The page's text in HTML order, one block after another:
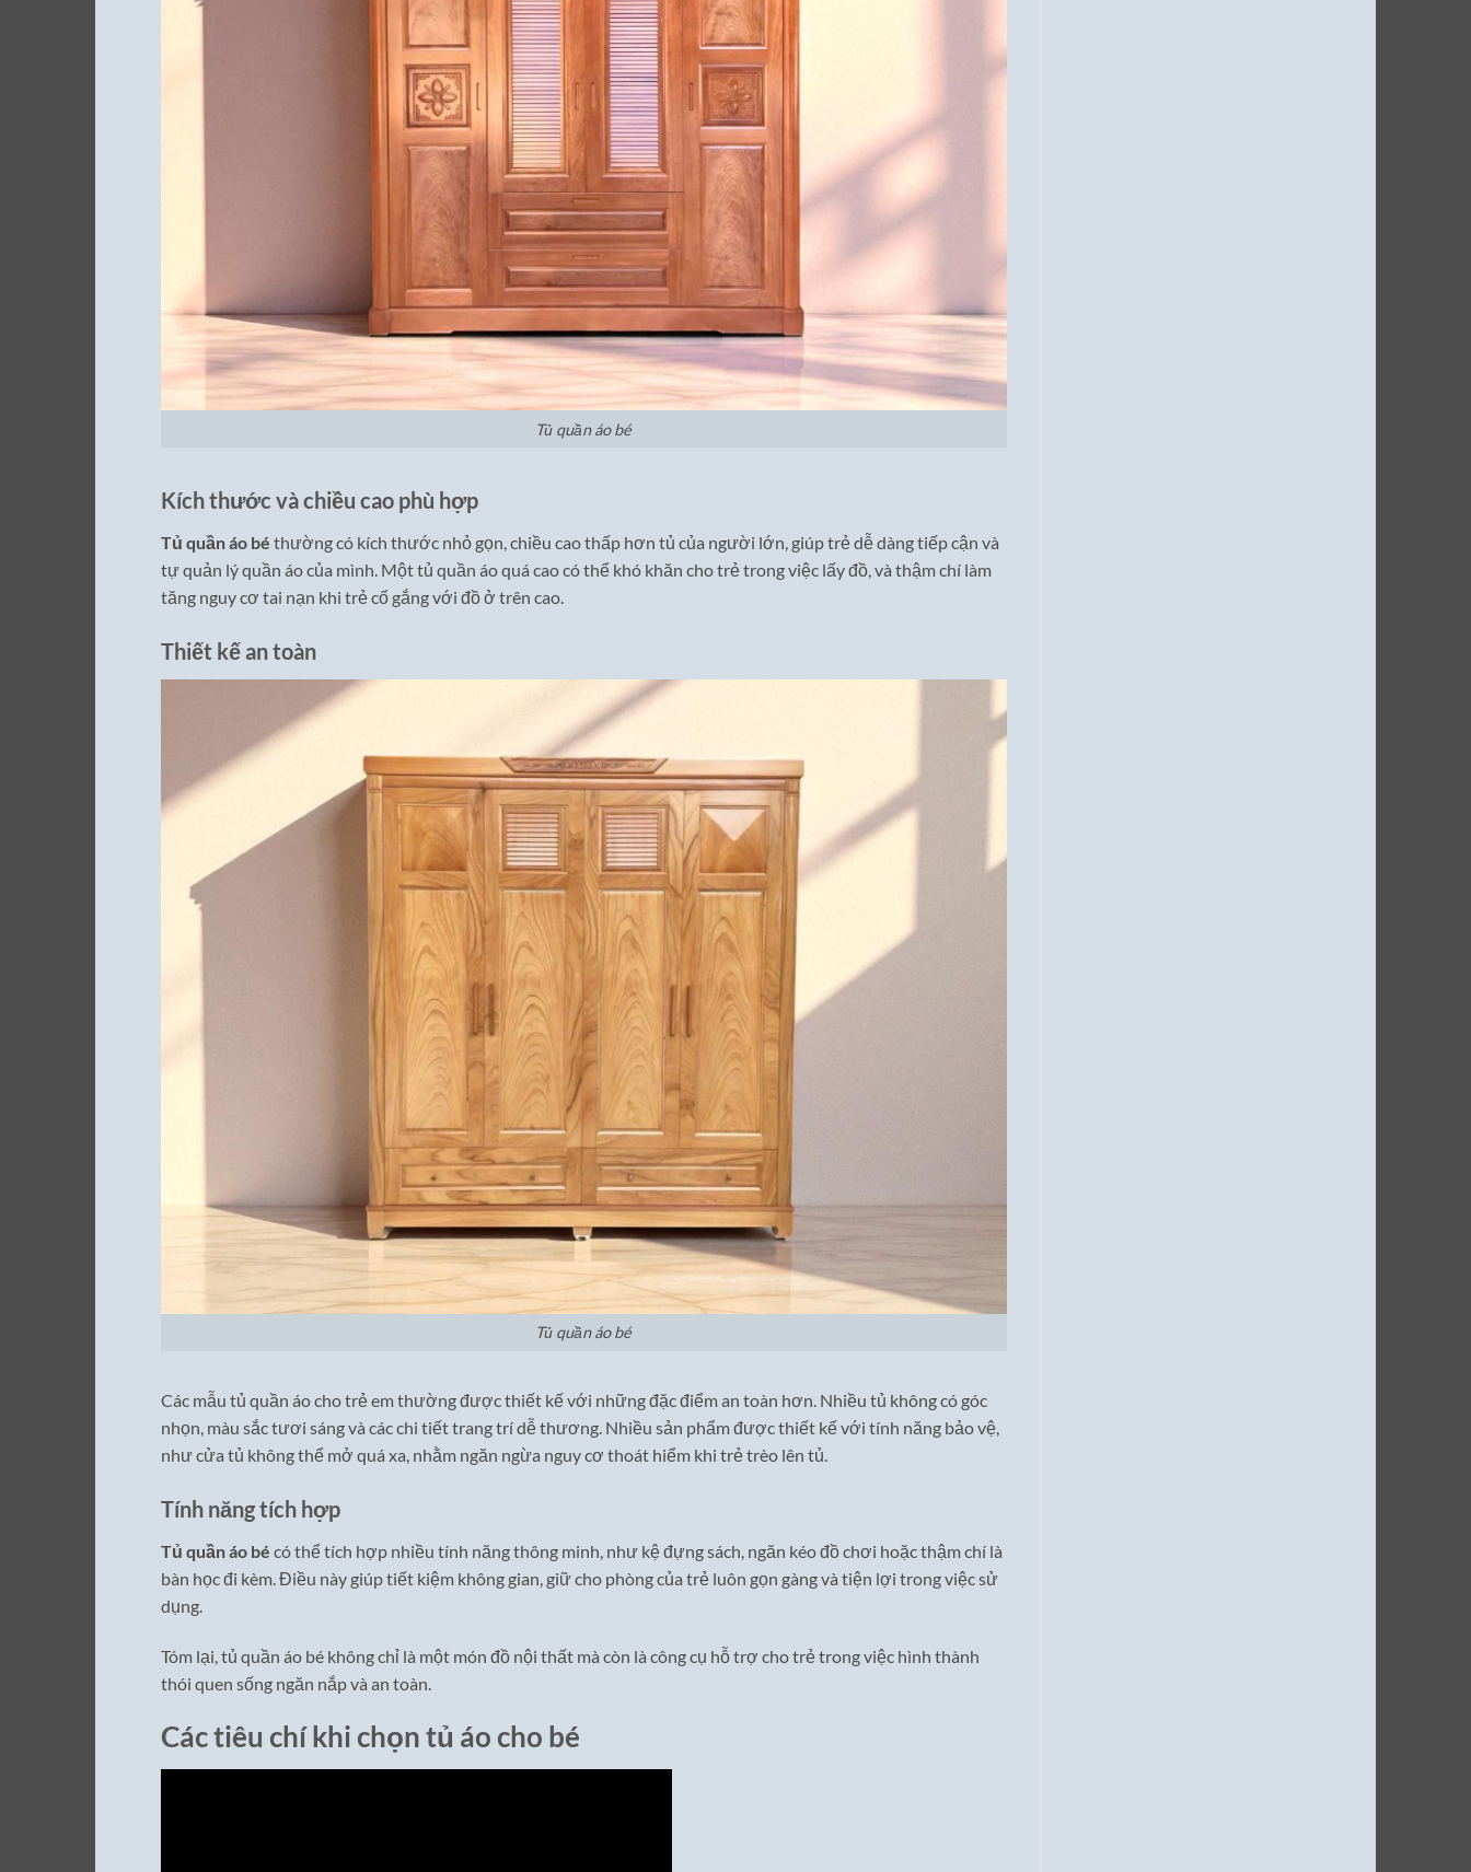
Tủ quần áo bé
Kích thước và chiều cao phù hợp
Tủ quần áo bé thường có kích thước nhỏ gọn, chiều cao thấp hơn tủ của người lớn, giúp trẻ dễ dàng tiếp cận và
tự quản lý quần áo của mình. Một tủ quần áo quá cao có thể khó khăn cho trẻ trong việc lấy đồ, và thậm chí làm
tăng nguy cơ tai nạn khi trẻ cố gắng với đồ ở trên cao.
Thiết kế an toàn
Tủ quần áo bé
Các mẫu tủ quần áo cho trẻ em thường được thiết kế với những đặc điểm an toàn hơn. Nhiều tủ không có góc
nhọn, màu sắc tươi sáng và các chi tiết trang trí dễ thương. Nhiều sản phẩm được thiết kế với tính năng bảo vệ,
như cửa tủ không thể mở quá xa, nhằm ngăn ngừa nguy cơ thoát hiểm khi trẻ trèo lên tủ.
Tính năng tích hợp
Tủ quần áo bé có thể tích hợp nhiều tính năng thông minh, như kệ đựng sách, ngăn kéo đồ chơi hoặc thậm chí là
bàn học đi kèm. Điều này giúp tiết kiệm không gian, giữ cho phòng của trẻ luôn gọn gàng và tiện lợi trong việc sử
dụng.
Tóm lại, tủ quần áo bé không chỉ là một món đồ nội thất mà còn là công cụ hỗ trợ cho trẻ trong việc hình thành
thói quen sống ngăn nắp và an toàn.
Các tiêu chí khi chọn tủ áo cho bé